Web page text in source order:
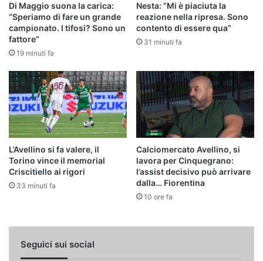
Di Maggio suona la carica:
“Speriamo di fare un grande
campionato. I tifosi? Sono un
fattore”
19 minuti fa
Nesta: “Mi è piaciuta la
reazione nella ripresa. Sono
contento di essere qua”
31 minuti fa
L’Avellino si fa valere, il
Torino vince il memorial
Criscitiello ai rigori
33 minuti fa
Calciomercato Avellino, si
lavora per Cinquegrano:
l’assist decisivo può arrivare
dalla… Fiorentina
10 ore fa
Seguici sui social